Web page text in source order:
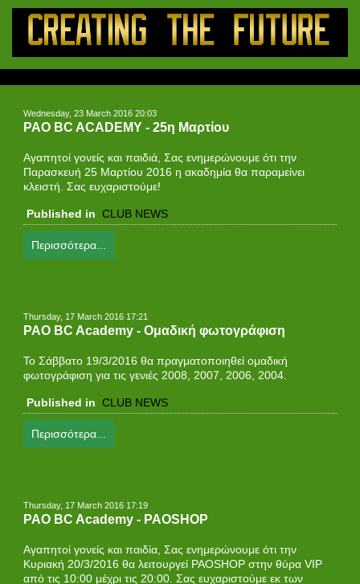
Wednesday, 23 March 2016 20:03
PAO BC ACADEMY - 25η Μαρτίου
Αγαπητοί γονείς και παιδιά, Σας ενημερώνουμε ότι την
Παρασκευή 25 Μαρτίου 2016 η ακαδημία θα παραμείνει
κλειστή. Σας ευχαριστούμε!
Published in CLUB NEWS
Περισσότερα...
Thursday, 17 March 2016 17:21
PAO BC Academy - Ομαδική φωτογράφιση
Το Σάββατο 19/3/2016 θα πραγματοποιηθεί ομαδική
φωτογράφιση για τις γενιές 2008, 2007, 2006, 2004.
Published in CLUB NEWS
Περισσότερα...
Thursday, 17 March 2016 17:19
PAO BC Academy - PAOSHOP
Αγαπητοί γονείς και παιδία, Σας ενημερώνουμε ότι την
Κυριακή 20/3/2016 θα λειτουργεί PAOSHOP στην θύρα VIP
από τις 10:00 μέχρι τις 20:00. Σας ευχαριστούμε εκ των